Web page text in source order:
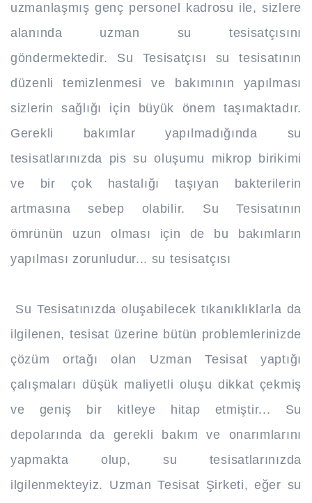
uzmanlaşmış genç personel kadrosu ile, sizlere
alanında uzman su tesisatçısını
göndermektedir. Su Tesisatçısı su tesisatının
düzenli temizlenmesi ve bakımının yapılması
sizlerin sağlığı için büyük önem taşımaktadır.
Gerekli bakımlar yapılmadığında su
tesisatlarınızda pis su oluşumu mikrop birikimi
ve bir çok hastalığı taşıyan bakterilerin
artmasına sebep olabilir. Su Tesisatının
ömrünün uzun olması için de bu bakımların
yapılması zorunludur... su tesisatçısı
Su Tesisatınızda oluşabilecek tıkanıklıklarla da
ilgilenen, tesisat üzerine bütün problemlerinizde
çözüm ortağı olan Uzman Tesisat yaptığı
çalışmaları düşük maliyetli oluşu dikkat çekmiş
ve geniş bir kitleye hitap etmiştir... Su
depolarında da gerekli bakım ve onarımlarını
yapmakta olup, su tesisatlarınızda
ilgilenmekteyiz. Uzman Tesisat Şirketi, eğer su